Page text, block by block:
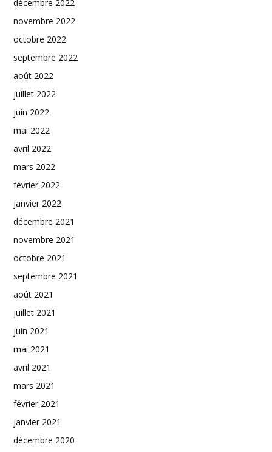
décembre 2022
novembre 2022
octobre 2022
septembre 2022
août 2022
juillet 2022
juin 2022
mai 2022
avril 2022
mars 2022
février 2022
janvier 2022
décembre 2021
novembre 2021
octobre 2021
septembre 2021
août 2021
juillet 2021
juin 2021
mai 2021
avril 2021
mars 2021
février 2021
janvier 2021
décembre 2020